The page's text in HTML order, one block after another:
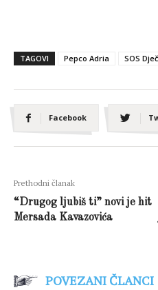
TAGOVI Pepco Adria SOS
Facebook
Prethodni članak
“Drugog ljubiš ti” novi je hit
Mersada Kavazovića
POVEZANI ČLANCI